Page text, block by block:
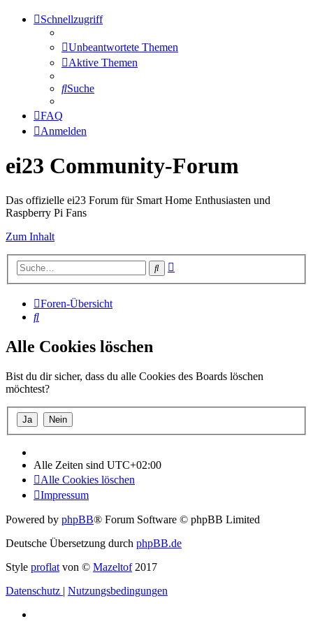
Schnellzugriff
Unbeantwortete Themen
Aktive Themen
Suche
FAQ
Anmelden
ei23 Community-Forum
Das offizielle ei23 Forum für Smart Home Enthusiasten und
Raspberry Pi Fans
Zum Inhalt
Suche
Foren-Übersicht
Suche
Alle Cookies löschen
Bist du dir sicher, dass du alle Cookies des Boards löschen
möchtest?
Alle Zeiten sind UTC+02:00
Alle Cookies löschen
Impressum
Powered by phpBB® Forum Software © phpBB Limited
Deutsche Übersetzung durch phpBB.de
Style proflat von © Mazeltof2017
Datenschutz | Nutzungsbedingungen